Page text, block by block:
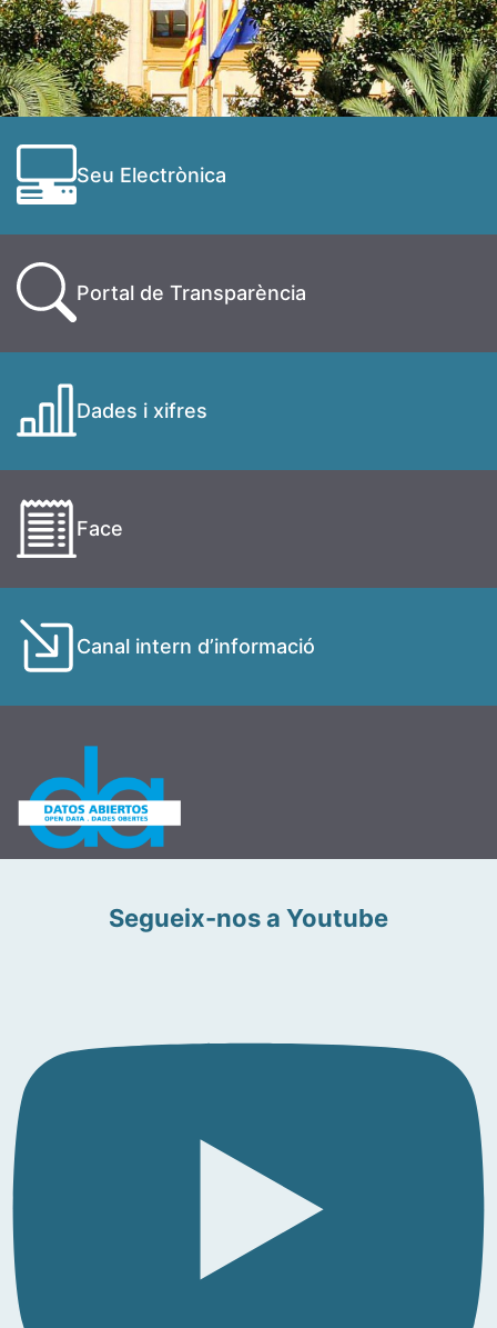
Seu Electrònica
Portal de Transparència
Dades i xifres
Face
Canal intern d’informació
Segueix-nos a Youtube